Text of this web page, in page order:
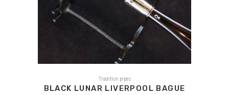
Tradition pipes
BLACK LUNAR LIVERPOOL BAGUE